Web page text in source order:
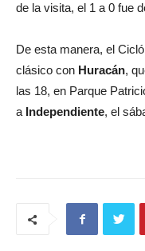
de la visita, el 1 a 0 fue
De esta manera, el
clásico con Huracán,
las 18, en Parque
a Independiente, el